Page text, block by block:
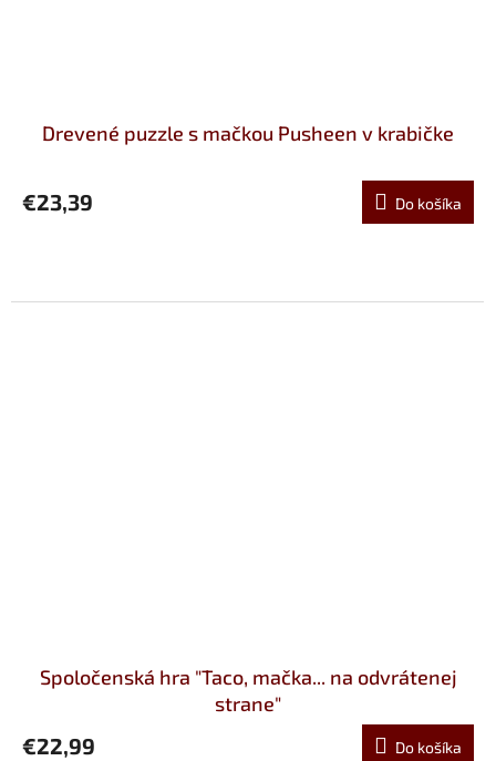
Drevené puzzle s mačkou Pusheen v krabičke
€23,39 Do košíka
Spoločenská hra "Taco, mačka... na odvrátenej
strane"
€22,99 Do košíka